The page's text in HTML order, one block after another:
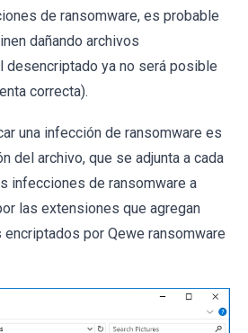
de ransomware, es probable
dañando archivos
desencriptado ya no será posible
correcta).
una infección de ransomware es
del archivo, que se adjunta a cada
infecciones de ransomware a
las extensiones que agregan
por Qewe ransomware